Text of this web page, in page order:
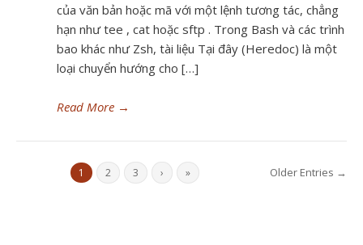
của văn bản hoặc mã với một lệnh tương tác, chẳng
hạn như tee , cat hoặc sftp . Trong Bash và các trình
bao khác như Zsh, tài liệu Tại đây (Heredoc) là một
loại chuyển hướng cho […]
Read More →
1 2 3 › » Older Entries →